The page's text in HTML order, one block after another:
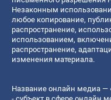
Незаконным
любое копирование,
распространение,
использованием,
распространение,
изменения материала.
Название онлайн медиа —